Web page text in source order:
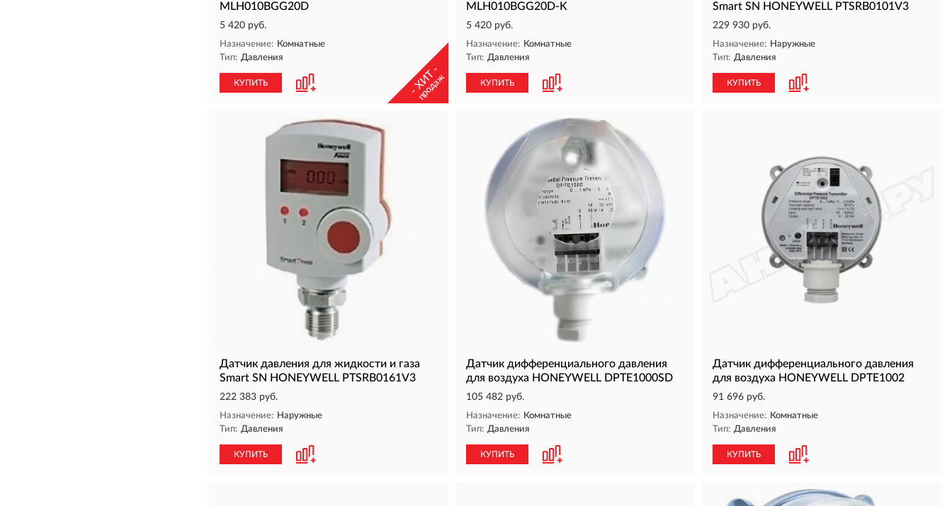
MLH010BGG20D
5 420 руб.
Назначение: Комнатные
Тип: Давления
КУПИТЬ - ХИТ -
продаж
MLH010BGG20D-K
5 420 руб.
Назначение: Комнатные
Тип: Давления
КУПИТЬ
Smart SN HONEYWELL PTSRB0101V3
229 930 руб.
Назначение: Наружные
Тип: Давления
КУПИТЬ
Датчик давления для жидкости и газа
Smart SN HONEYWELL PTSRB0161V3
222 383 руб.
Назначение: Наружные
Тип: Давления
КУПИТЬ
Датчик дифференциального давления
для воздуха HONEYWELL DPTE1000SD
105 482 руб.
Назначение: Комнатные
Тип: Давления
КУПИТЬ
Датчик дифференциального давления
для воздуха HONEYWELL DPTE1002
91 696 руб.
Назначение: Комнатные
Тип: Давления
КУПИТЬ